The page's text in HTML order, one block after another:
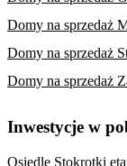
Domy na sprzedaż
Domy na sprzedaż
Domy na sprzedaż
Inwestycje w
Osiedle Stokrotki